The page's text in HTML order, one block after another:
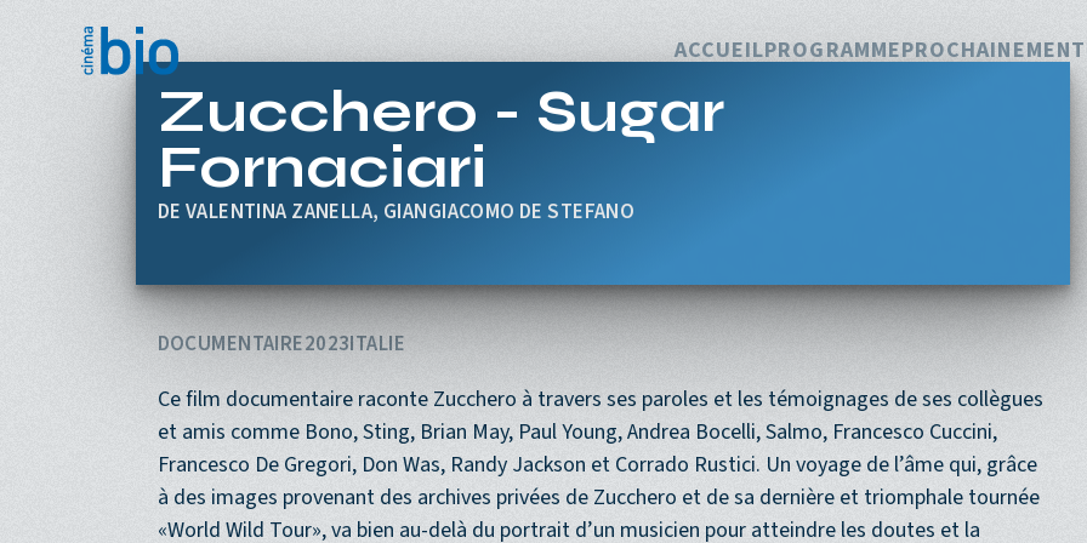
Navigation
ACCUEILPROGRAMMEPROCHAINEMENT
Zucchero - Sugar
Fornaciari
VALENTINA ZANELLA, GIANGIACOMO DE STEFANO
DOCUMENTAIRE2023ITALIE
Ce film documentaire raconte Zucchero à travers ses paroles et les témoignages de ses collègues
et amis comme Bono, Sting, Brian May, Paul Young, Andrea Bocelli, Salmo, Francesco Cuccini,
Francesco De Gregori, Don Was, Randy Jackson et Corrado Rustici. Un voyage de l’âme qui, grâce
à des images provenant des archives privées de Zucchero et de sa dernière et triomphale tournée
«World Wild Tour», va bien au-delà du portrait d’un musicien pour atteindre les doutes et la